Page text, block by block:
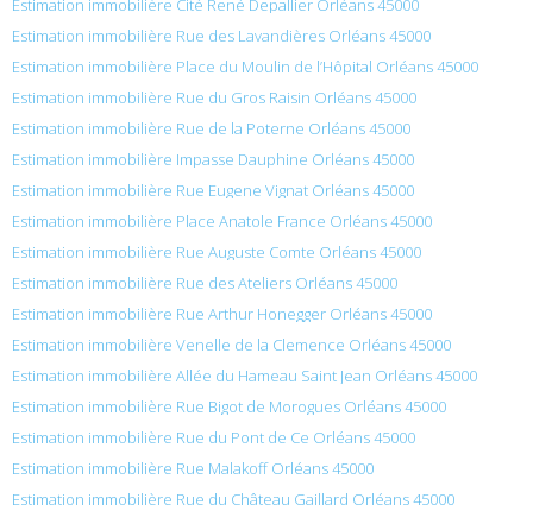
Estimation immobilière Cité René Depallier Orléans 45000
Estimation immobilière Rue des Lavandières Orléans 45000
Estimation immobilière Place du Moulin de l’Hôpital Orléans 45000
Estimation immobilière Rue du Gros Raisin Orléans 45000
Estimation immobilière Rue de la Poterne Orléans 45000
Estimation immobilière Impasse Dauphine Orléans 45000
Estimation immobilière Rue Eugene Vignat Orléans 45000
Estimation immobilière Place Anatole France Orléans 45000
Estimation immobilière Rue Auguste Comte Orléans 45000
Estimation immobilière Rue des Ateliers Orléans 45000
Estimation immobilière Rue Arthur Honegger Orléans 45000
Estimation immobilière Venelle de la Clemence Orléans 45000
Estimation immobilière Allée du Hameau Saint Jean Orléans 45000
Estimation immobilière Rue Bigot de Morogues Orléans 45000
Estimation immobilière Rue du Pont de Ce Orléans 45000
Estimation immobilière Rue Malakoff Orléans 45000
Estimation immobilière Rue du Château Gaillard Orléans 45000